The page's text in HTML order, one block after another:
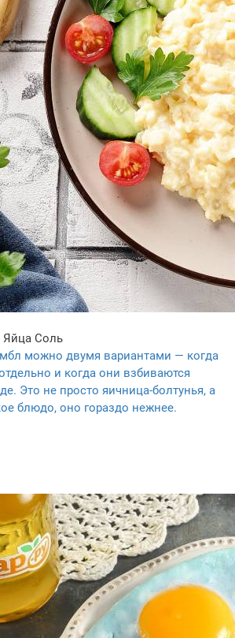
Яйца Соль
можно двумя вариантами — когда
и когда они взбиваются
Это не просто яичница-болтунья, а
блюдо, оно гораздо нежнее.